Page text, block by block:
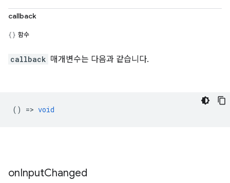
callback
함수
callback 매개변수는 다음과 같습니다.
() => void
onInputChanged